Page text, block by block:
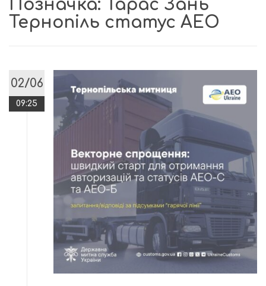
Позначка: Тарас Зань
Тернопіль статус АЕО
02/06
09:25